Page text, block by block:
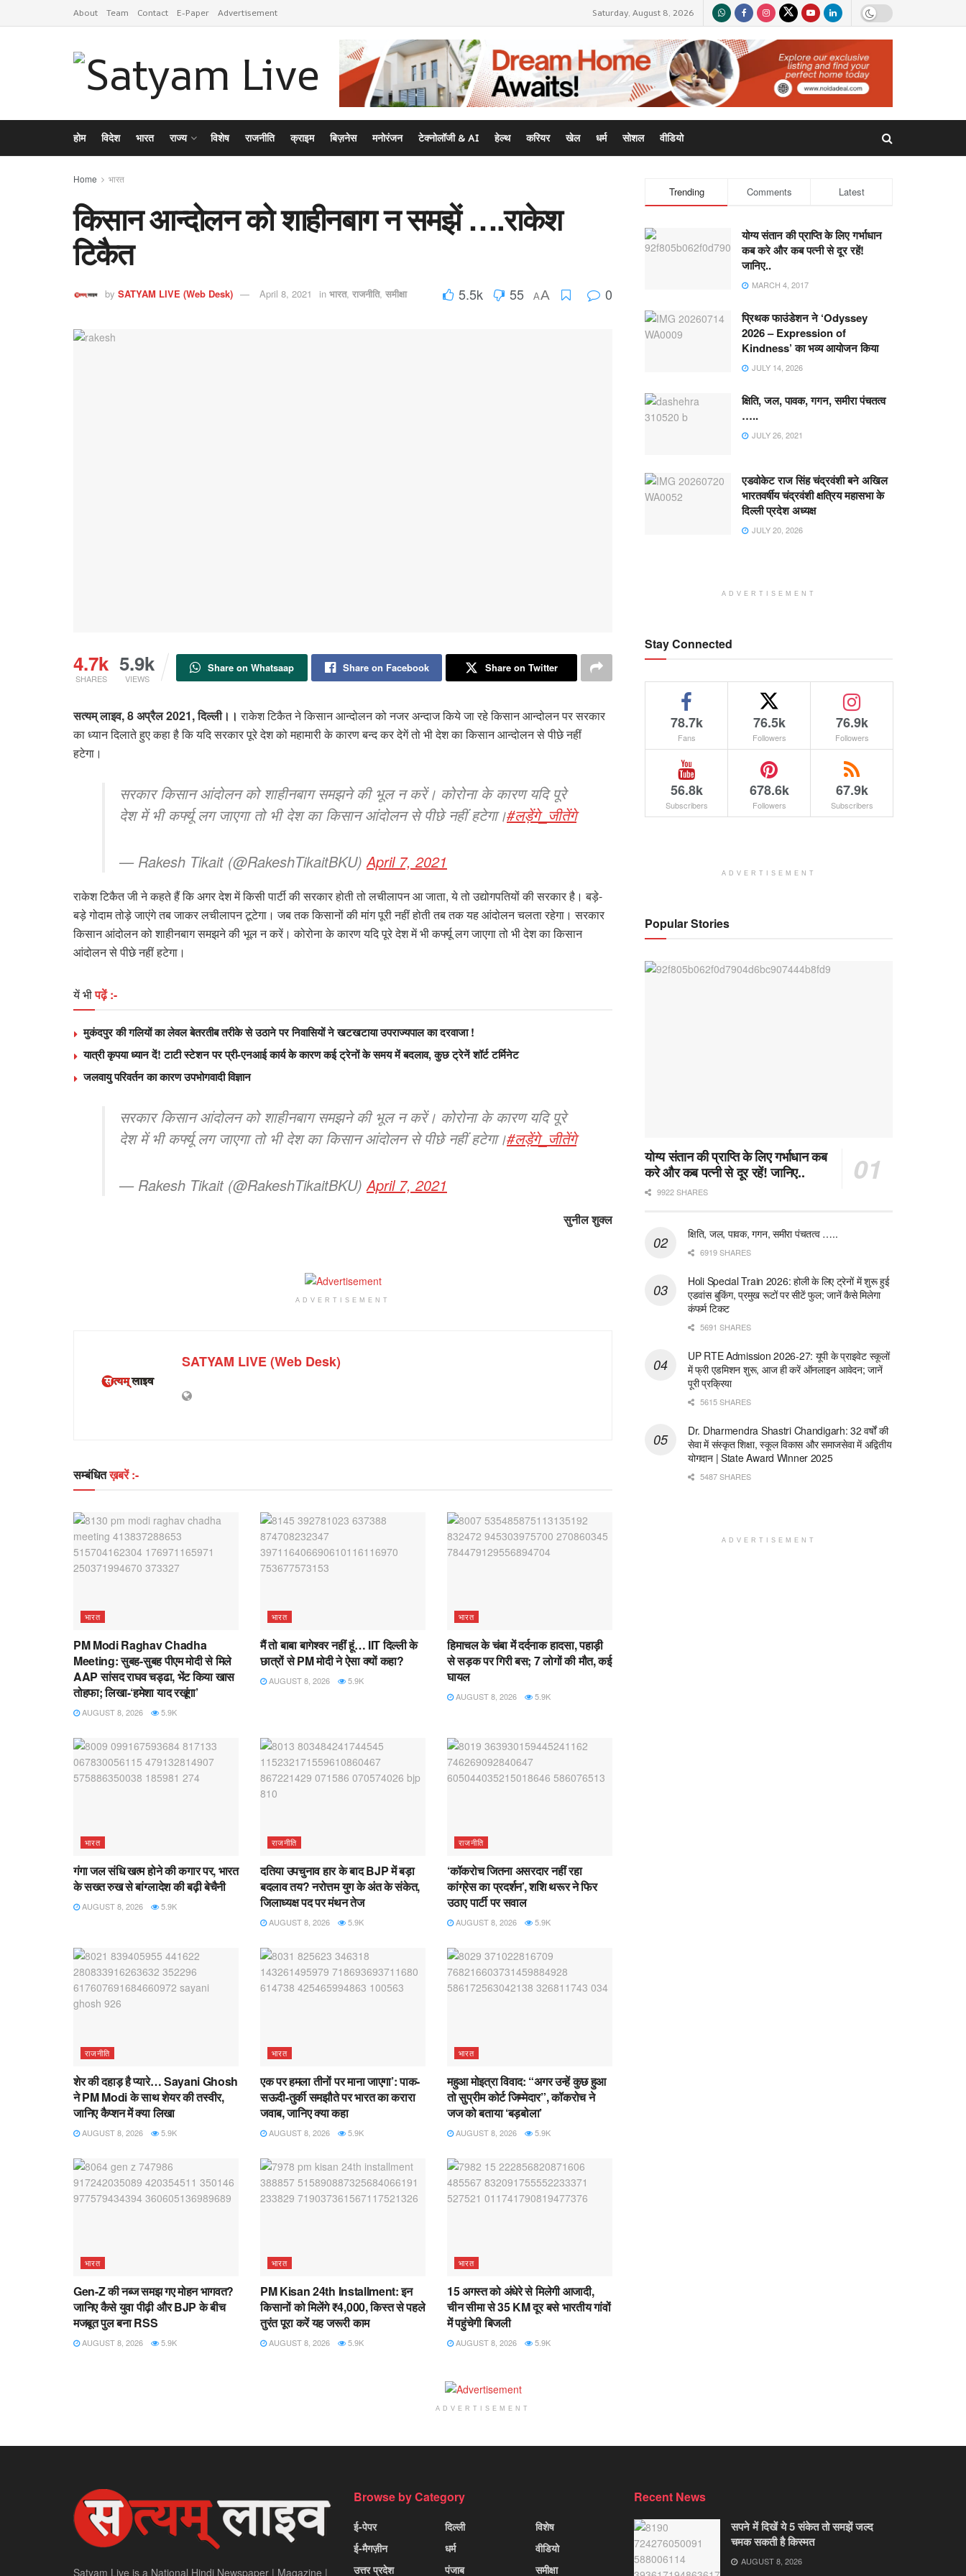
About Team Contact E-Paper Advertisement Saturday, August 8, 2026
होम विदेश भारत राज्य विशेष राजनीति क्राइम बिज़नेस मनोरंजन टेक्नोलॉजी & AI हेल्थ करियर खेल धर्म सोशल वीडियो
Home भारत
किसान आन्दोलन को शाहीनबाग न समझें ….राकेश
टिकैत
by SATYAM LIVE (Web Desk) April 8, 2021 in भारत, राजनीति, समीक्षा 5.5k 55 AA 0
4.7k
SHARES
5.9k
VIEWS
Share on Whatsaap Share on Facebook Share on Twitter
सत्यम् लाइव, 8 अप्रैल 2021, दिल्ली।। राकेश टिकैत ने किसान आन्दोलन को नजर अन्दाज किये जा रहे किसान आन्दोलन पर सरकार
का ध्‍यान दिलाते हुए कहा है कि यदि सरकार पूरे देश को महामारी के कारण बन्द कर देगें तो भी देश का किसान आन्‍दोलन से पीछे नहीं
हटेगा।
सरकार किसान आंदोलन को शाहीनबाग समझने की भूल न करें। कोरोना के कारण यदि पूरे
देश में भी कर्फ्यू लग जाएगा तो भी देश का किसान आंदोलन से पीछे नहीं हटेगा।#लड़ेंगे_जीतेंगे
— Rakesh Tikait (@RakeshTikaitBKU)April 7, 2021
राकेश टिकैत जी ने कहते हैं कि अगर देश में किसी पार्टी की सरकार होती तो लचीलापन आ जाता, ये तो उद्योगपतियों की सरकार है। बड़े-
बड़े गोदाम तोड़े जाएंगे तब जाकर लचीलापन टूटेगा। जब तक किसानों की मांग पूरी नहीं होती तब तक यह आंदोलन चलता रहेगा। सरकार
किसान आंदोलन को शाहीनबाग समझने की भूल न करें। कोरोना के कारण यदि पूरे देश में भी कर्फ्यू लग जाएगा तो भी देश का किसान
आंदोलन से पीछे नहीं हटेगा।
यें भीपढ़ें :-
मुकंदपुर की गलियों का लेवल बेतरतीब तरीके से उठाने पर निवासियों ने खटखटाया उपराज्यपाल का दरवाजा !
यात्री कृपया ध्यान दें! टाटी स्टेशन पर प्री-एनआई कार्य के कारण कई ट्रेनों के समय में बदलाव, कुछ ट्रेनें शॉर्ट टर्मिनेट
जलवायु परिवर्तन का कारण उपभोगवादी विज्ञान
सरकार किसान आंदोलन को शाहीनबाग समझने की भूल न करें। कोरोना के कारण यदि पूरे
देश में भी कर्फ्यू लग जाएगा तो भी देश का किसान आंदोलन से पीछे नहीं हटेगा।#लड़ेंगे_जीतेंगे
— Rakesh Tikait (@RakeshTikaitBKU)April 7, 2021
सुनील शुक्ल
ADVERTISEMENT
SATYAM LIVE (Web Desk)
सम्बंधितख़बरें :-
भारत
PM Modi Raghav Chadha
Meeting: सुबह-सुबह पीएम मोदी से मिले
AAP सांसद राघव चड्ढा, भेंट किया खास
तोहफा; लिखा-‘हमेशा याद रखूंगा’
AUGUST 8, 2026 5.9K
भारत
मैं तो बाबा बागेश्वर नहीं हूं… IIT दिल्ली के
छात्रों से PM मोदी ने ऐसा क्यों कहा?
AUGUST 8, 2026 5.9K
भारत
हिमाचल के चंबा में दर्दनाक हादसा, पहाड़ी
से सड़क पर गिरी बस; 7 लोगों की मौत, कई
घायल
AUGUST 8, 2026 5.9K
भारत
गंगा जल संधि खत्म होने की कगार पर, भारत
के सख्त रुख से बांग्लादेश की बढ़ी बेचैनी
AUGUST 8, 2026 5.9K
राजनीति
दतिया उपचुनाव हार के बाद BJP में बड़ा
बदलाव तय? नरोत्तम युग के अंत के संकेत,
जिलाध्यक्ष पद पर मंथन तेज
AUGUST 8, 2026 5.9K
राजनीति
‘कॉकरोच जितना असरदार नहीं रहा
कांग्रेस का प्रदर्शन’, शशि थरूर ने फिर
उठाए पार्टी पर सवाल
AUGUST 8, 2026 5.9K
राजनीति
शेर की दहाड़ है प्यारे… Sayani Ghosh
ने PM Modi के साथ शेयर की तस्वीर,
जानिए कैप्शन में क्या लिखा
AUGUST 8, 2026 5.9K
भारत
एक पर हमला तीनों पर माना जाएगा’: पाक-
सऊदी-तुर्की समझौते पर भारत का करारा
जवाब, जानिए क्या कहा
AUGUST 8, 2026 5.9K
भारत
महुआ मोइत्रा विवाद: “अगर उन्हें कुछ हुआ
तो सुप्रीम कोर्ट जिम्मेदार”, कॉकरोच ने
जज को बताया ‘बड़बोला’
AUGUST 8, 2026 5.9K
भारत
Gen-Z की नब्ज समझ गए मोहन भागवत?
जानिए कैसे युवा पीढ़ी और BJP के बीच
मजबूत पुल बना RSS
AUGUST 8, 2026 5.9K
भारत
PM Kisan 24th Installment: इन
किसानों को मिलेंगे ₹4,000, किस्त से पहले
तुरंत पूरा करें यह जरूरी काम
AUGUST 8, 2026 5.9K
भारत
15 अगस्त को अंधेरे से मिलेगी आजादी,
चीन सीमा से 35 KM दूर बसे भारतीय गांवों
में पहुंचेगी बिजली
AUGUST 8, 2026 5.9K
Trending Comments Latest
योग्य संतान की प्राप्ति के लिए गर्भाधान
कब करे और कब पत्नी से दूर रहें!
जानिए..
MARCH 4, 2017
प्रिथक फाउंडेशन ने ‘Odyssey
2026 – Expression of
Kindness’ का भव्य आयोजन किया
JULY 14, 2026
क्षिति, जल, पावक, गगन, समीरा पंचतत्व
…..
JULY 26, 2021
एडवोकेट राज सिंह चंद्रवंशी बने अखिल
भारतवर्षीय चंद्रवंशी क्षत्रिय महासभा के
दिल्ली प्रदेश अध्यक्ष
JULY 20, 2026
ADVERTISEMENT
Stay Connected
78.7k
Fans
76.5k
Followers
76.9k
Followers
56.8k
Subscribers
678.6k
Followers
67.9k
Subscribers
ADVERTISEMENT
Popular Stories
योग्य संतान की प्राप्ति के लिए गर्भाधान कब
करे और कब पत्नी से दूर रहें! जानिए..
9922 SHARES
क्षिति, जल, पावक, गगन, समीरा पंचतत्व …..
6919 SHARES
Holi Special Train 2026: होली के लिए ट्रेनों में शुरू हुई
एडवांस बुकिंग, प्रमुख रूटों पर सीटें फुल; जानें कैसे मिलेगा
कंफर्म टिकट
5691 SHARES
UP RTE Admission 2026-27: यूपी के प्राइवेट स्कूलों
में फ्री एडमिशन शुरू, आज ही करें ऑनलाइन आवेदन; जानें
पूरी प्रक्रिया
5615 SHARES
Dr. Dharmendra Shastri Chandigarh: 32 वर्षों की
सेवा में संस्कृत शिक्षा, स्कूल विकास और समाजसेवा में अद्वितीय
योगदान | State Award Winner 2025
5487 SHARES
ADVERTISEMENT
ADVERTISEMENT
Satyam Live is a National Hindi Newspaper | Magazine |
Browse by Category
ई-पेपर
ई-मैगज़ीन
उत्तर प्रदेश
दिल्ली
धर्म
पंजाब
विशेष
वीडियो
समीक्षा
Recent News
सपने में दिखें ये 5 संकेत तो समझें जल्द
चमक सकती है किस्मत
AUGUST 8, 2026